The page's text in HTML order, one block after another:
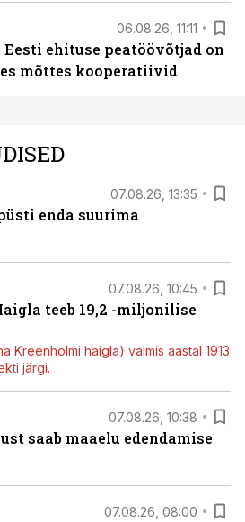
06.08.26, 11:11
Eesti ehituse peatöövõtjad on
mõttes kooperatiivid
07.08.26, 13:35
enda suurima
07.08.26, 10:45
teeb 19,2 -miljonilise
Kreenholmi haigla) valmis aastal 1913
järgi.
07.08.26, 10:38
saab maaelu edendamise
07.08.26, 08:00